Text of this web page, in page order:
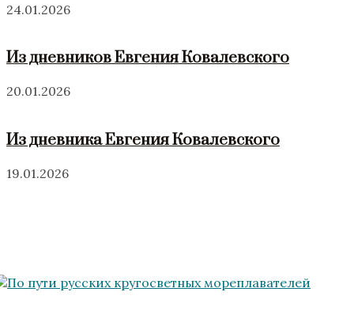
24.01.2026
Из дневников Евгения Ковалевского
20.01.2026
Из дневника Евгения Ковалевского
19.01.2026